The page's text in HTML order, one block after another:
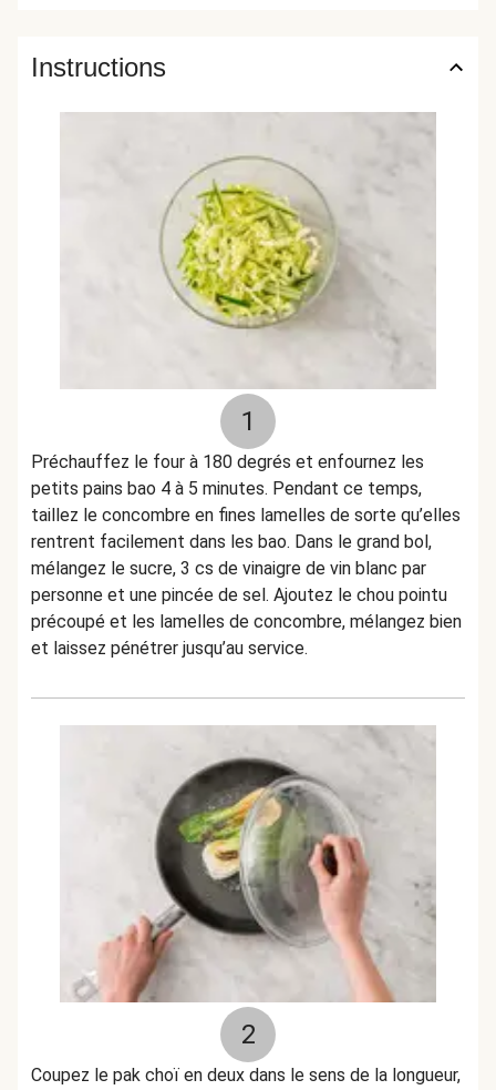
Instructions
1
Préchauffez le four à 180 degrés et enfournez les
petits pains bao 4 à 5 minutes. Pendant ce temps,
taillez le concombre en fines lamelles de sorte qu’elles
rentrent facilement dans les bao. Dans le grand bol,
mélangez le sucre, 3 cs de vinaigre de vin blanc par
personne et une pincée de sel. Ajoutez le chou pointu
précoupé et les lamelles de concombre, mélangez bien
et laissez pénétrer jusqu’au service.
2
Coupez le pak choï en deux dans le sens de la longueur,